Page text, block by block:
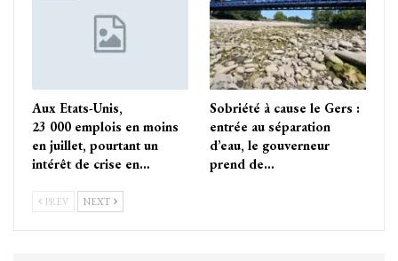
Aux Etats-Unis,
23 000 emplois en moins
en juillet, pourtant un
intérêt de crise en…
Sobriété à cause le Gers :
entrée au séparation
d’eau, le gouverneur
prend de…
PREV NEXT